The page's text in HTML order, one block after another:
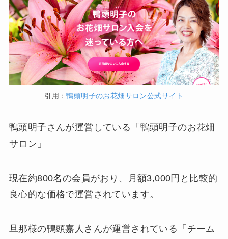
引用：鴨頭明子のお花畑サロン公式サイト
鴨頭明子さんが運営している「鴨頭明子のお花畑
サロン」
現在約800名の会員がおり、月額3,000円と比較的
良心的な価格で運営されています。
旦那様の鴨頭嘉人さんが運営されている「チーム